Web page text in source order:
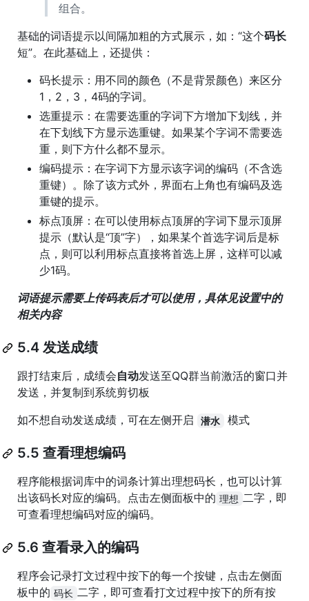
组合。
基础的词语提示以间隔加粗的方式展示，如：“这个码长
短”。在此基础上，还提供：
码长提示：用不同的颜色（不是背景颜色）来区分
1，2，3，4码的字词。
选重提示：在需要选重的字词下方增加下划线，并
在下划线下方显示选重键。如果某个字词不需要选
重，则下方什么都不显示。
编码提示：在字词下方显示该字词的编码（不含选
重键）。除了该方式外，界面右上角也有编码及选
重键的提示。
标点顶屏：在可以使用标点顶屏的字词下显示顶屏
提示（默认是“顶”字），如果某个首选字词后是标
点，则可以利用标点直接将首选上屏，这样可以减
少1码。
词语提示需要上传码表后才可以使用，具体见设置中的
相关内容
5.4 发送成绩
跟打结束后，成绩会自动发送至QQ群当前激活的窗口并
发送，并复制到系统剪切板
如不想自动发送成绩，可在左侧开启
潜水 模式
5.5 查看理想编码
程序能根据词库中的词条计算出理想码长，也可以计算
出该码长对应的编码。点击左侧面板中的 理想 二字，即
可查看理想编码对应的编码。
5.6 查看录入的编码
程序会记录打文过程中按下的每一个按键，点击左侧面
板中的 码长 二字，即可查看打文过程中按下的所有按